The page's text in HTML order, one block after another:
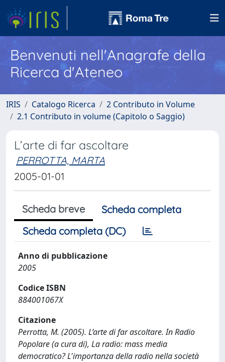
Benvenuti nell'Anagrafe della
Ricerca d'Ateneo
IRIS Catalogo Ricerca
2 Contributo in Volume
2.1 Contributo in volume (Capitolo o Saggio)
L’arte di far ascoltare
PERROTTA, MARTA
2005-01-01
Scheda breve
Scheda completa
Scheda completa (DC)
Anno di pubblicazione
2005
Codice ISBN
884001067X
Citazione
Perrotta, M. (2005). L’arte di far ascoltare. In Radio
Popolare (a cura di), La radio: mass media
democratico? L'importanza della radio nella società